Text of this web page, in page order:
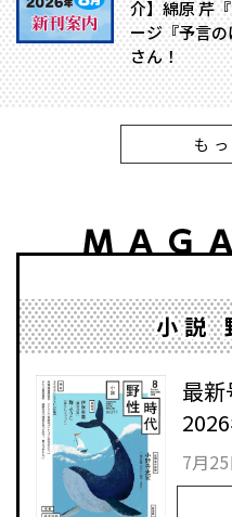
介】綿原 芹
ージ『予言
さん！
も
小説
最新
7月